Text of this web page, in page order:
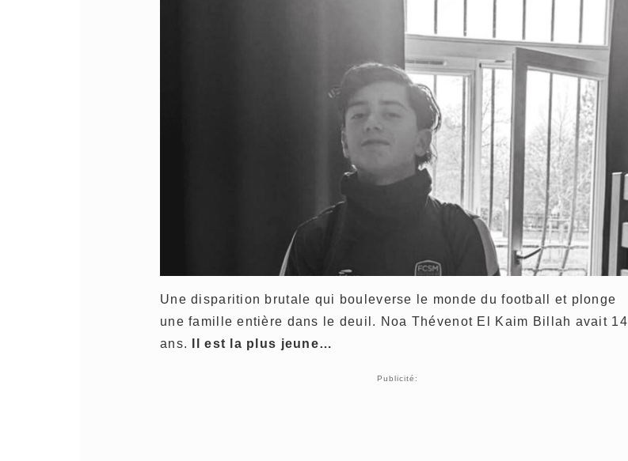
Une disparition brutale qui bouleverse le monde du football et plonge
une famille entière dans le deuil. Noa Thévenot El Kaim Billah avait 14
ans.
Il est la plus jeune…
Publicité: